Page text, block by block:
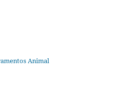
Animal